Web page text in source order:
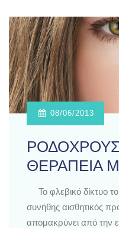
08/06/2013
ΘΕΡΑΠΕΙΑ
Το φλεβικό δίκτυο
συνήθης αισθητικός
απομακρύνει από την